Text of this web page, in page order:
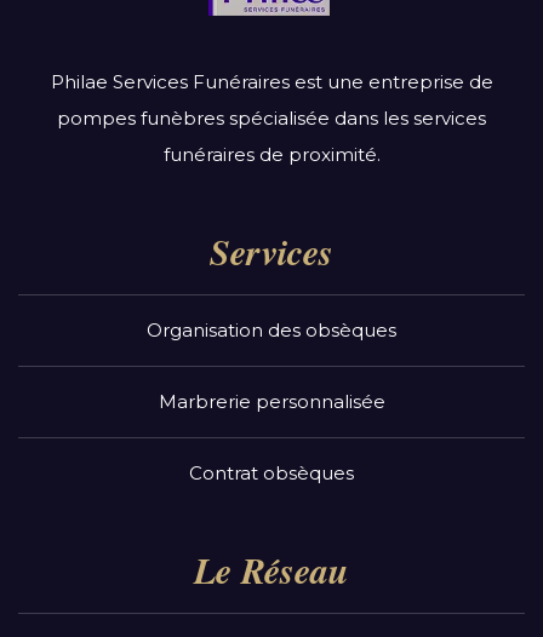
Philae Services Funéraires est une entreprise de
pompes funèbres spécialisée dans les services
funéraires de proximité.
Services
Organisation des obsèques
Marbrerie personnalisée
Contrat obsèques
Le Réseau